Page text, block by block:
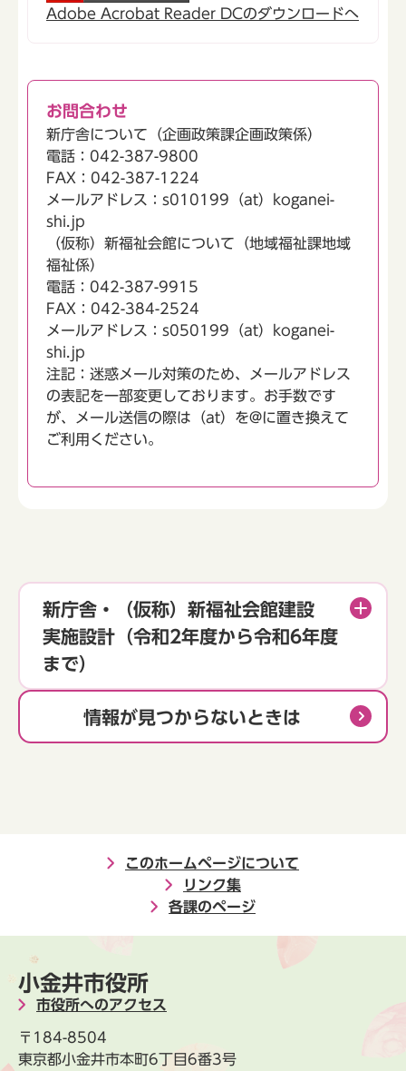
Adobe Acrobat Reader DCのダウンロードへ
お問合わせ
新庁舎について（企画政策課企画政策係）
電話：042-387-9800
FAX：042-387-1224
メールアドレス：s010199（at）koganei-
shi.jp
（仮称）新福祉会館について（地域福祉課地域
福祉係）
電話：042-387-9915
FAX：042-384-2524
メールアドレス：s050199（at）koganei-
shi.jp
注記：迷惑メール対策のため、メールアドレス
の表記を一部変更しております。お手数です
が、メール送信の際は（at）を@に置き換えて
ご利用ください。
新庁舎・（仮称）新福祉会館建設
実施設計（令和2年度から令和6年度
まで）
情報が見つからないときは
このホームページについて
リンク集
各課のページ
小金井市役所
市役所へのアクセス
〒184-8504
東京都小金井市本町6丁目6番3号